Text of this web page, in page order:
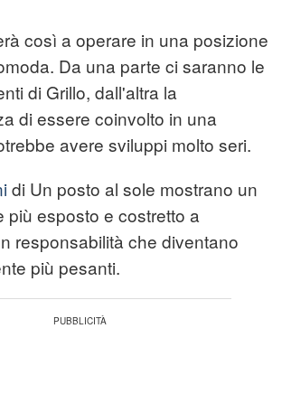
così a operare in una posizione
Da una parte ci saranno le
di Grillo, dall'altra la
di essere coinvolto in una
avere sviluppi molto seri.
di Un posto al sole mostrano un
più esposto e costretto a
responsabilità che diventano
più pesanti.